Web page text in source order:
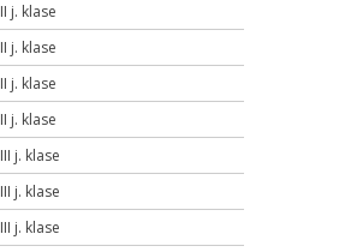
II j. klase
II j. klase
II j. klase
II j. klase
III j. klase
III j. klase
III j. klase